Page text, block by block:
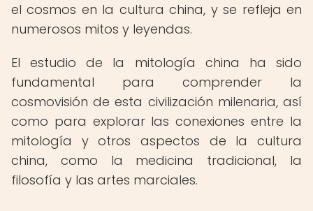
el cosmos en la cultura china, y se refleja en
numerosos mitos y leyendas.
El estudio de la mitología china ha sido
fundamental para comprender la
cosmovisión de esta civilización milenaria, así
como para explorar las conexiones entre la
mitología y otros aspectos de la cultura
china, como la medicina tradicional, la
filosofía y las artes marciales.